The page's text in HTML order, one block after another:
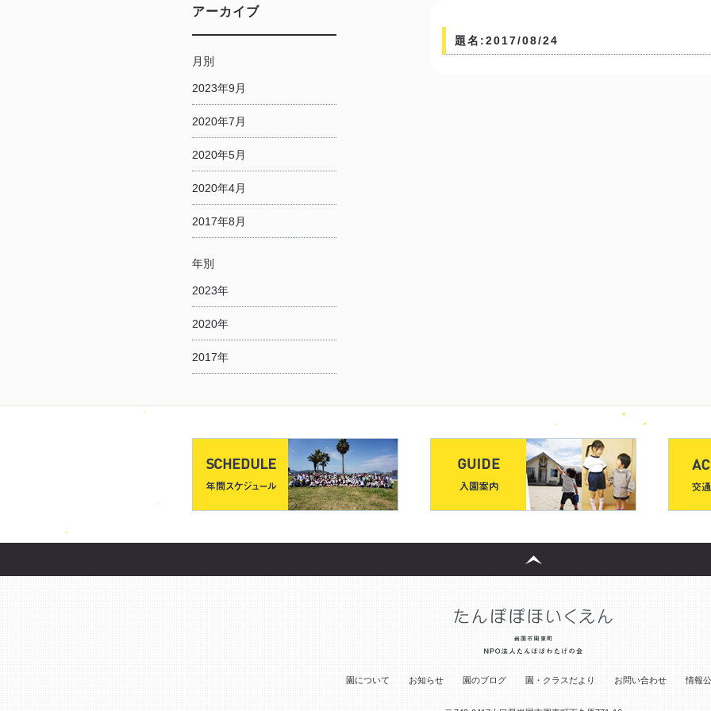
題名:2017/08/24
アーカイブ
月別
2023年9月
2020年7月
2020年5月
2020年4月
2017年8月
年別
2023年
2020年
2017年
園について お知らせ 園のブログ 園・クラスだより お問い合わせ 情報